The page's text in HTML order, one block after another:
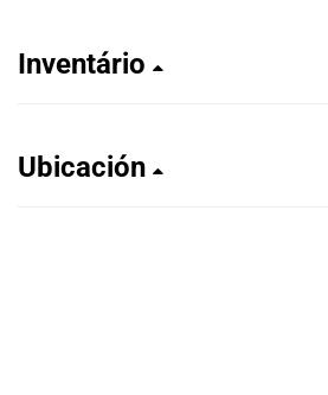
Inventário
Ubicación